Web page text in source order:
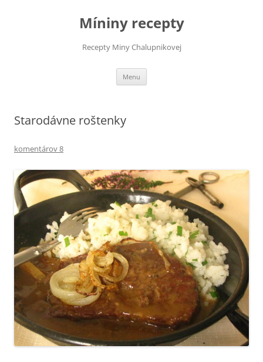
Míniny recepty
Recepty Miny Chalupnikovej
Menu
Starodávne roštenky
komentárov 8